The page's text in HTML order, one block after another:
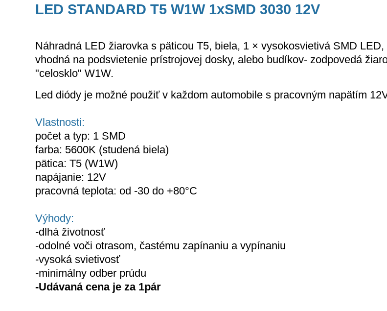
LED STANDARD T5 W1W 1xSMD 3030 12V
Náhradná LED žiarovka s päticou T5, biela, 1 × vysokosvietivá SMD LED,
vhodná na podsvietenie prístrojovej dosky, alebo budíkov- zodpovedá
"celosklo" W1W.
Led diódy je možné použiť v každom automobile s pracovným napätím
Vlastnosti:
počet a typ: 1 SMD
farba: 5600K (studená biela)
pätica: T5 (W1W)
napájanie: 12V
pracovná teplota: od -30 do +80°C
Výhody:
-dlhá životnosť
-odolné voči otrasom, častému zapínaniu a vypínaniu
-vysoká svietivosť
-minimálny odber prúdu
-Udávaná cena je za 1pár